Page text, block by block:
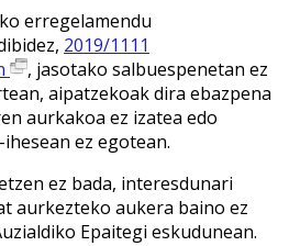
erregelamendu
2019/1111
, jasotako salbuespenetan ez
aipatzekoak dira ebazpena
aurkakoa ez izatea edo
ez egotean.
ez bada, interesdunari
aurkezteko aukera baino ez
Epaitegi eskudunean.